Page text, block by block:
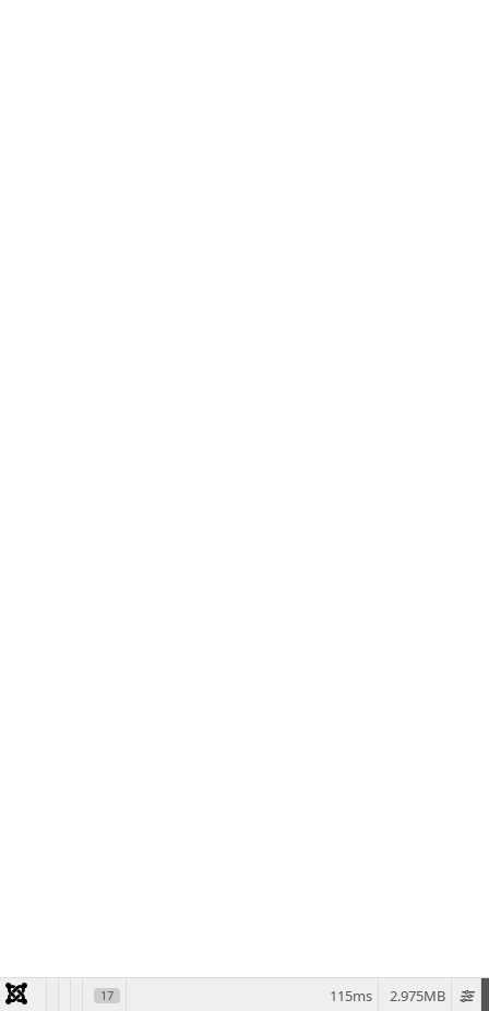
17 2.975MB
115ms